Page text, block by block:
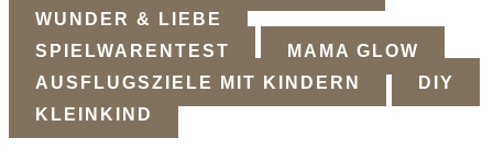
WUNDER & LIEBE
SPIELWARENTEST
MAMA GLOW
AUSFLUGSZIELE MIT KINDERN
DIY
KLEINKIND